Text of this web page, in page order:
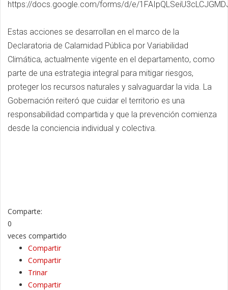
https://docs.google.com/forms/d/e/
Estas acciones se desarrollan en el marco de la
Declaratoria de Calamidad Pública por Variabilidad
Climática, actualmente vigente en el departamento, como
parte de una estrategia integral para mitigar riesgos,
proteger los recursos naturales y salvaguardar la vida. La
Gobernación reiteró que cuidar el territorio es una
responsabilidad compartida y que la prevención comienza
desde la conciencia individual y colectiva.
Comparte:
0
veces compartido
Compartir
Compartir
Trinar
Compartir